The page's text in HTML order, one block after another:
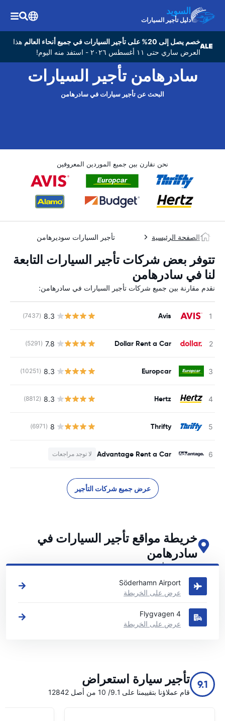
السويد
دليل تأجير السيارات
خصم يصل إلى 20% على تأجير السيارات في جميع أنحاء العالم
هذا
العرض ساري حتى ١١ أغسطس ٢٠٢٦ - استفد منه اليوم!
سادرهامن تأجير السيارات
البحث عن تأجير سيارات في سادرهامن
نحن نقارن بين جميع الموردين المعروفين
الصفحة الرئيسية تأجير السيارات سوديرهامن
تتوفر بعض شركات تأجير السيارات التابعة
لنا في سادرهامن
نقدم مقارنة بين جميع شركات تأجير السيارات في سادرهامن:
Avis
8.3
(7437)
Dollar Rent a Car
7.8
(5291)
Europcar
8.3
(10251)
Hertz
8.3
(8812)
Thrifty
8
(6971)
Advantage Rent a Car لا توجد مراجعات
عرض جميع شركات التأجير
خريطة مواقع تأجير السيارات في
سادرهامن
اطلع على مواقع تأجير السيارات الرئيسية لدينا في سادرهامن
Söderhamn Airport
عرض على الخريطة
Flygvagen 4
عرض على الخريطة
9.1 تأجير سيارة استعراض
قام عملاؤنا بتقييمنا على 9.1/ 10 من أصل 12842